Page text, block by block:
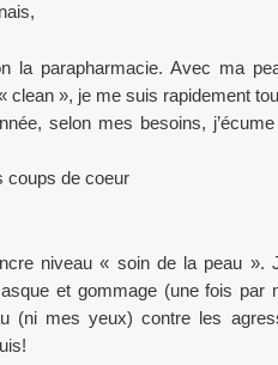
la parapharmacie. Avec ma
clean », je me suis rapidement
selon mes besoins,
coups de coeur
niveau « soin de la peau ».
et gommage (une fois par
(ni mes yeux) contre les